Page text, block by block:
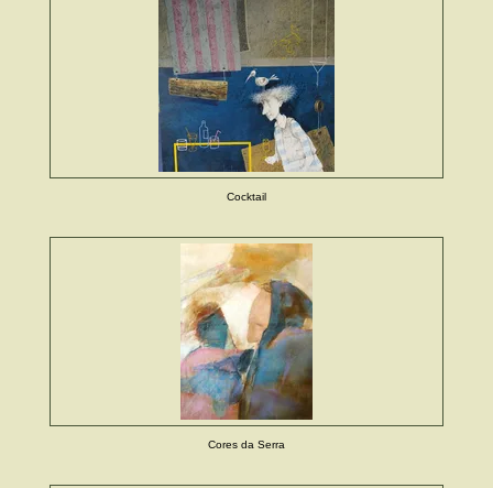
Cocktail
Cores da Serra